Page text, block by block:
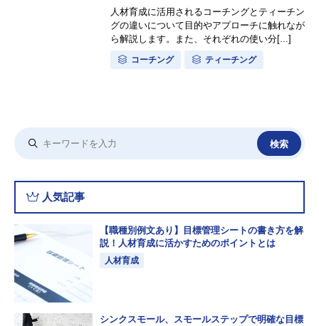
人材育成に活用されるコーチングとティーチン
グの違いについて目的やアプローチに触れなが
ら解説します。また、それぞれの使い分[...]
コーチング ティーチング
人気記事
【職種別例文あり】目標管理シートの書き方を解
説！人材育成に活かすためのポイントとは
人材育成
シンクスモール、スモールステップで明確な目標